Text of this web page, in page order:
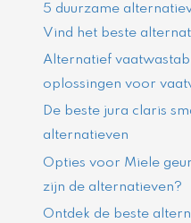
5 duurzame
Vind het beste
Alternatief
oplossingen voor
De beste jura claris
alternatieven
Opties voor Miele
zijn de alternatieven?
Ontdek de beste